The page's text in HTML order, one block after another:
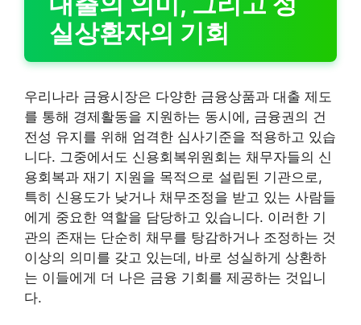
실상환자의 기회
우리나라 금융시장은 다양한 금융상품과 대출 제도
를 통해 경제활동을 지원하는 동시에, 금융권의 건
전성 유지를 위해 엄격한 심사기준을 적용하고 있습
니다. 그중에서도 신용회복위원회는 채무자들의 신
용회복과 재기 지원을 목적으로 설립된 기관으로,
특히 신용도가 낮거나 채무조정을 받고 있는 사람들
에게 중요한 역할을 담당하고 있습니다. 이러한 기
관의 존재는 단순히 채무를 탕감하거나 조정하는 것
이상의 의미를 갖고 있는데, 바로 성실하게 상환하
는 이들에게 더 나은 금융 기회를 제공하는 것입니
다.